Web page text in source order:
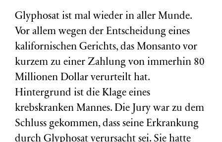
Glyphosat ist mal wieder in aller Munde.
Vor allem wegen der Entscheidung eines
kalifornischen Gerichts, das Monsanto vor
kurzem zu einer Zahlung von immerhin 80
Millionen Dollar verurteilt hat.
Hintergrund ist die Klage eines
krebskranken Mannes. Die Jury war zu dem
Schluss gekommen, dass seine Erkrankung
durch Glyphosat verursacht sei. Sie hatte